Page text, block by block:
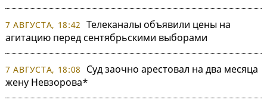
7 АВГУСТА, 18:42 Телеканалы объявили цены на
агитацию перед сентябрьскими выборами
7 АВГУСТА, 18:08
Суд заочно арестовал на два месяца
жену Невзорова*